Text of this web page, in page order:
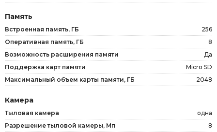
Память
Встроенная память, ГБ
256
Оперативная память, ГБ
8
Возможность расширения памяти
Да
Поддержка карт памяти
Micro SD
Максимальный объем карты памяти, ГБ
2048
Камера
Тыловая камера
одна
Разрешение тыловой камеры, Мп
8